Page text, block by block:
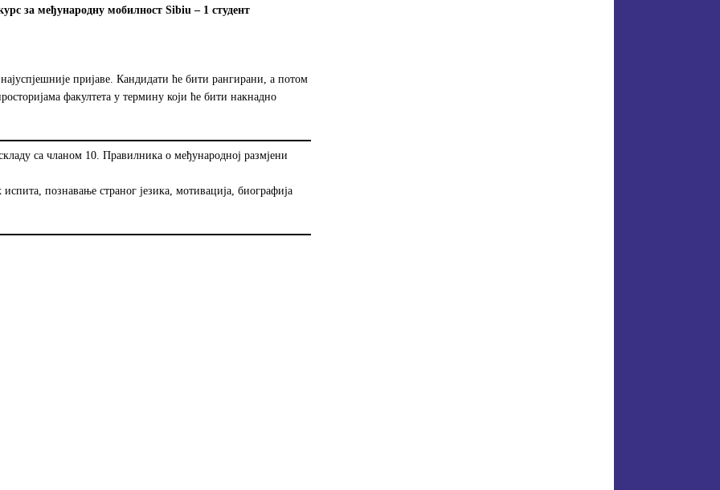
за међународну мобилност Sibiu – 1 студент
пријаве. Кандидати ће бити рангирани, а потом
факултета у термину који ће бити накнадно
са чланом 10. Правилника о међународној размјени
познавање страног језика, мотивација, биографија